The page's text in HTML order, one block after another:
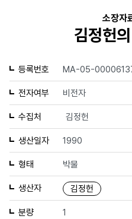
소장자
김정헌
등록번호 MA-05-
전자여부 비전자
수집처 김정헌
생산일자 1990
형태 박물
생산자 김정헌
분량 1